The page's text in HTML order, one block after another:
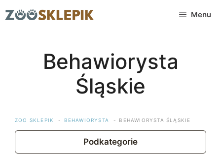
do
Menu
Behawiorysta
Śląskie
ZOO SKLEPIK BEHAWIORYSTA BEHAWIORYSTA ŚLĄSKIE
Podkategorie